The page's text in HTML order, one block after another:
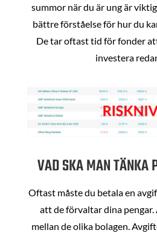
summor när du är ung är
bättre förståelse för hur du
De tar oftast tid för fonder
investera
VAD SKA MAN TÄNKA
Oftast måste du betala en
att de förvaltar dina
mellan de olika bolagen.